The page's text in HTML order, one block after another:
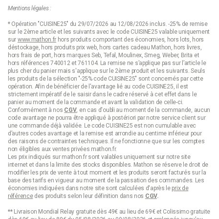
Mentions légales :
* Opération "CUISINE25" du 29/07/2026 au 12/08/2026 inclus. -25% de remise
sur le 2ème article et les suivants avec le code CUISINE25 valable uniquement
sur www.mathon.frhors produits comportant des économies, hors lots, hors
déstockage, hors produits prix web, hors cartes cadeau Mathon, hors livres,
hors frais de port, hors marques Seb, Tefal, Moulinex, Smeg, Weber, Brita et
hors références 740012 et 761104. La remise ne s’applique pas sur l’article le
plus cher du panier mais s'applique sur le 2ème produit et les suivants. Seuls
les produits de la sélection "-25% code CUISINE25" sont concernés par cette
opération. Afin de bénéficier de l'avantage lié au code CUISINE25, il est
strictement impératif de le saisir dans le cadre réservé à cet effet dans le
panier au moment de la commande et avant la validation de celle-ci.
Conformément à nos CGV, en cas d'oubli au moment de la commande, aucun
code avantage ne pourra être appliqué à postériori par notre service client sur
une commande déjà validée. Le code CUISINE25 est non cumulable avec
d’autres codes avantage et la remise est arrondie au centime inférieur pour
des raisons de contraintes techniques. Il ne fonctionne que sur les comptes
non éligibles aux ventes privées mathon.fr.
Les prix indiqués sur mathon.fr sont valables uniquement sur notre site
internet et dans la limite des stocks disponibles. Mathon se réserve le droit de
modifier les prix de vente à tout moment et les produits seront facturés sur la
base des tarifs en vigueur au moment de la passation des commandes. Les
économies indiquées dans notre site sont calculées d'après le prix de
référencedes produits selon leur définition dans nos CGV.
** Livraison Mondial Relay gratuite dès 49€ au lieu de 69€ et Colissimo gratuite